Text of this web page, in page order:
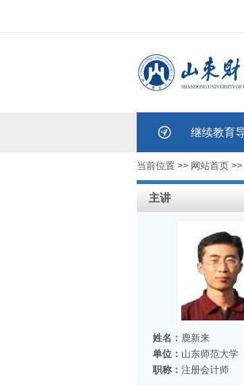
继续教育
当前位置 >> 网站首页 >>
主讲
姓名： 鹿新来
单位： 山东师范大学
职称： 注册会计师